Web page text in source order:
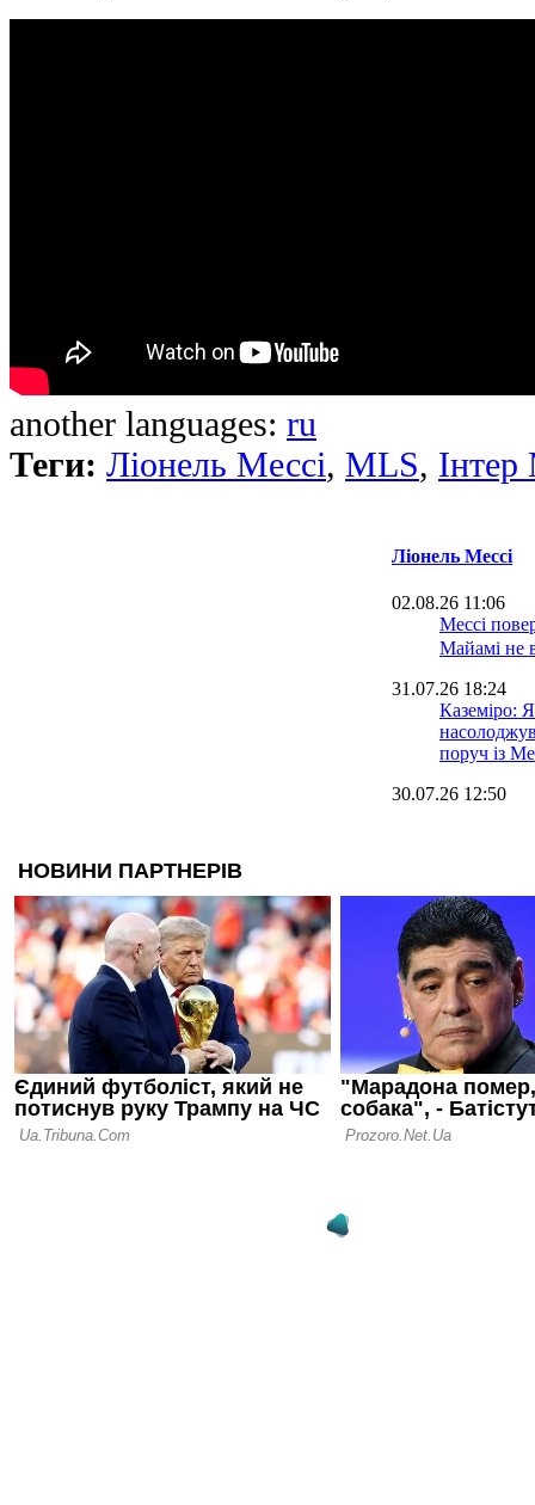
another languages: ru
Теги: Ліонель Мессі, MLS,
Ліонель Мессі
02.08.26 11:06
Мессі
Майамі не
31.07.26 18:24
Каземіро:
поруч із
30.07.26 12:50
29.07.26 23:17
Відпустка
Інтер
28.07.26 13:22
Ліонель
роботу